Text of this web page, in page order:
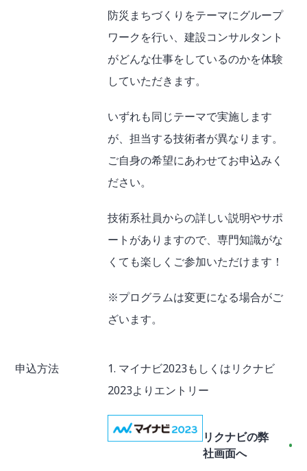
防災まちづくりをテーマにグループ
ワークを行い、建設コンサルタント
がどんな仕事をしているのかを体験
していただきます。
いずれも同じテーマで実施します
が、担当する技術者が異なります。
ご自身の希望にあわせてお申込みく
ださい。
技術系社員からの詳しい説明やサポ
ートがありますので、専門知識がな
くても楽しくご参加いただけます！
※プログラムは変更になる場合がご
ざいます。
申込方法
1. マイナビ2023もしくはリクナビ
2023よりエントリー
リクナビの弊
社画面へ